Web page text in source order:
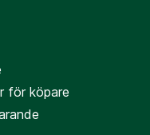
för köpare